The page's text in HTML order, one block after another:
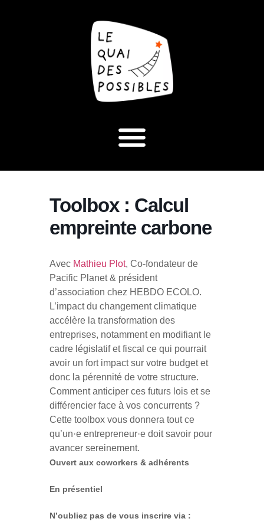
Toolbox : Calcul
empreinte carbone
Avec Mathieu Plot, Co-fondateur de
Pacific Planet & président
d’association chez HEBDO ECOLO.
L’impact du changement climatique
accélère la transformation des
entreprises, notamment en modifiant le
cadre législatif et fiscal ce qui pourrait
avoir un fort impact sur votre budget et
donc la pérennité de votre structure.
Comment anticiper ces futurs lois et se
différencier face à vos concurrents ?
Cette toolbox vous donnera tout ce
qu’un·e entrepreneur·e doit savoir pour
avancer sereinement.
Ouvert aux coworkers & adhérents
En présentiel
N’oubliez pas de vous inscrire via :